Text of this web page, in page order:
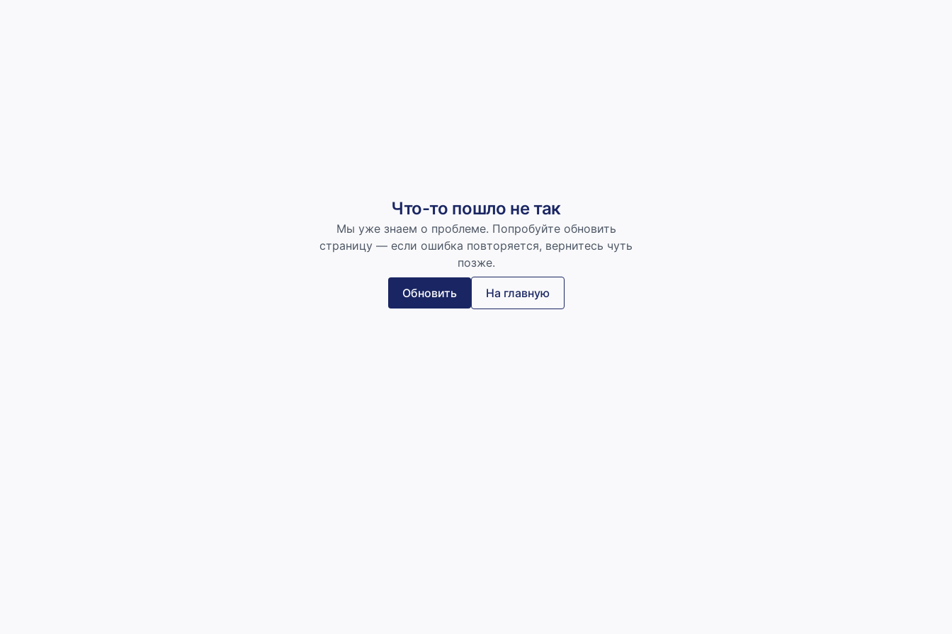
Что-то пошло не так
Мы уже знаем о проблеме. Попробуйте обновить
страницу — если ошибка повторяется, вернитесь чуть
позже.
Обновить На главную